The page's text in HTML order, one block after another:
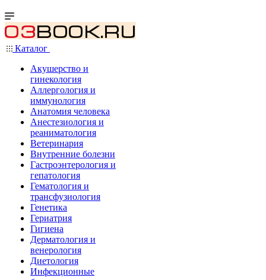
Каталог
Акушерство и
гинекология
Аллергология и
иммунология
Анатомия человека
Анестезиология и
реаниматология
Ветеринария
Внутренние болезни
Гастроэнтерология и
гепатология
Гематология и
трансфузиология
Генетика
Гериатрия
Гигиена
Дерматология и
венерология
Диетология
Инфекционные